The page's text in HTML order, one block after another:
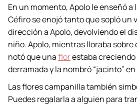
En un momento, Apolo le enseñó a
Céfiro se enojó tanto que sopló un
dirección a Apolo, devolviendo el
niño. Apolo, mientras lloraba sobre
notó que unaflorestaba
derramada y la nombró “jacinto”
Las flores campanilla también
Puedes regalarla a alguien para